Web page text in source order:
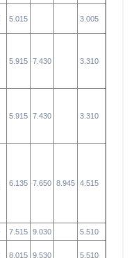
5.015 3.005
5.915 7.430 3.310
5.915 7.430 3.310
6.135 7.650 8.945 4.515
7.515 9.030 5.510
8.015 9.530 5.510